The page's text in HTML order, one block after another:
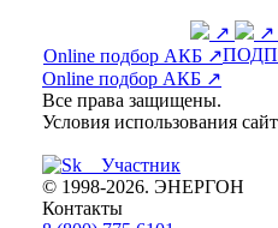
↗ ↗
Online подбор АКБ ↗
Online подбор АКБ ↗
Все права защищены.
Условия использования
© 1998-2026. ЭНЕРГОН
Контакты